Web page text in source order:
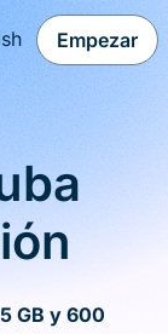
Empezar
GB y 600